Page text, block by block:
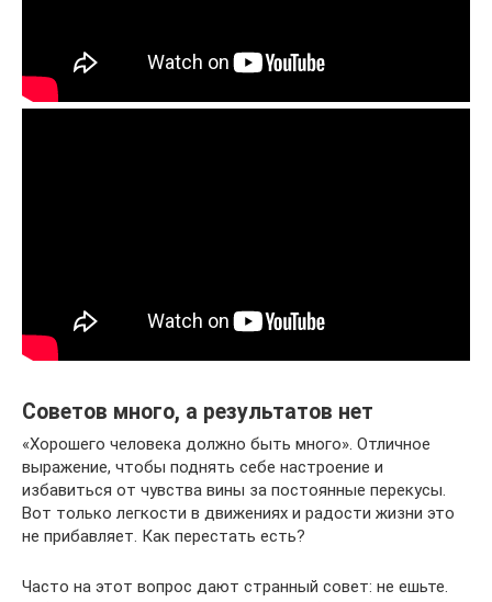
Советов много, а результатов нет
«Хорошего человека должно быть много». Отличное
выражение, чтобы поднять себе настроение и
избавиться от чувства вины за постоянные перекусы.
Вот только легкости в движениях и радости жизни это
не прибавляет. Как перестать есть?
Часто на этот вопрос дают странный совет: не ешьте.